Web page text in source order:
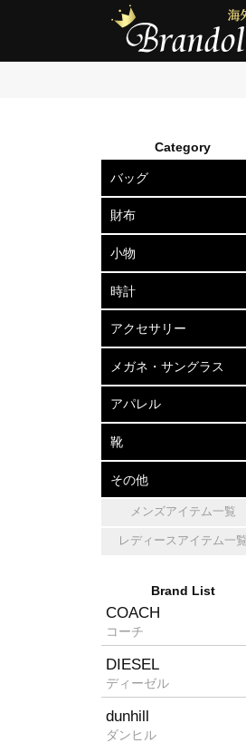
Category
バッグ
ショルダーバッグ
2wayトートバッグ
トートバッグ
ボディバッグ
リュックサック
セカンドバッグ
ビジネスバッグ
アタッシュケース
ハードケース
ボストンバッグ
スーツケース
ビジネスキャリー
財布
長財布
二つ折り財布
三つ折り財布
小銭入れ
小物
カードケース
定期入れ
名刺入れ
キーケース
キーリング
ポーチ
ベルト
マネークリップ
ネクタイピン
カフスボタン
ウォレットチェーン
傘
時計
メンズ腕時計
レディース腕時計
アクセサリー
ピアス
ネックレス
ブレスレット
リング
ヘアアクセサリー
メガネ・サングラス
メガネフレーム
サングラス
アパレル
アパレル
帽子
マフラー・ショール
靴
レザーシューズ
パンプス
スニーカー
その他
キッチン雑貨
ホームフレグランス
消臭グッズ
メンズアイテム一覧
レディースアイテム一覧
Brand List
COACH
コーチ
DIESEL
ディーゼル
dunhill
ダンヒル